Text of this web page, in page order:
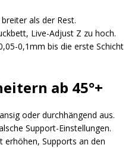
als der Rest.
Live-Adjust Z zu hoch.
0,1mm bis die erste Schicht
ab 45°+
oder durchhängend aus.
Support-Einstellungen.
erhöhen, Supports an den